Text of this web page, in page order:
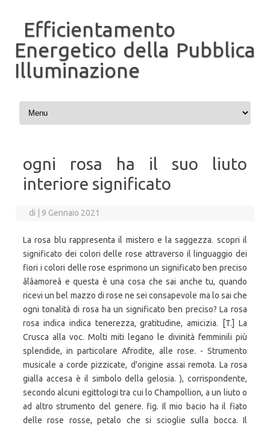
Efficientamento
Energetico della Pubblica
Illuminazione
Vai al contenuto
ogni rosa ha il suo liuto
interiore significato
di 9 Gennaio 2021
La rosa blu rappresenta il mistero e la saggezza. scopri il
significato dei colori delle rose attraverso il linguaggio dei
fiori i colori delle rose esprimono un significato ben preciso
âlâamoreâ e questa è una cosa che sai anche tu, quando
ricevi un bel mazzo di rose ne sei consapevole ma lo sai che
ogni tonalità di rosa ha un significato ben preciso? La rosa
rosa indica indica tenerezza, gratitudine, amicizia. [T.] La
Crusca alla voc. Molti miti legano le divinità femminili più
splendide, in particolare Afrodite, alle rose. - Strumento
musicale a corde pizzicate, d'origine assai remota. La rosa
gialla accesa è il simbolo della gelosia. ), corrispondente,
secondo alcuni egittologi tra cui lo Champollion, a un liuto o
ad altro strumento del genere. fig. Il mio bacio ha il fiato
delle rose rosse, petalo che si scioglie sulla bocca. Il